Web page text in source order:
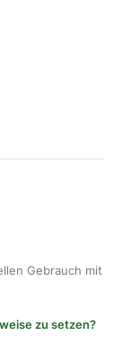
Gebrauch mit
zu setzen?